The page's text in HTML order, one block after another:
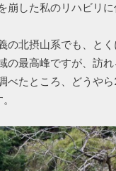
崩した私のリハビリ
の北摂山系でも、と
の最高峰ですが、訪れ
べたところ、どうやら